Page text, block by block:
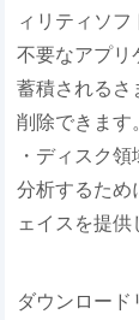
ィリティソフ
不要なアプリ
蓄積されるさ
削除できます。
・ディスク
分析するため
ェイスを提供
ダウンロード